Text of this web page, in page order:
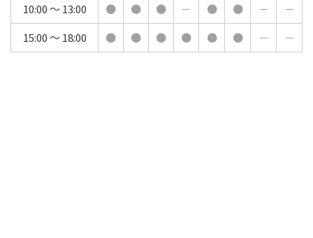
10:00 ～ 13:00 ● ● ● － ● ● －
－
15:00 ～ 18:00
● ● ● ● ● ● － －